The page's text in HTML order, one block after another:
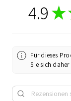
4.9 ★
Für dieses
Sie sich